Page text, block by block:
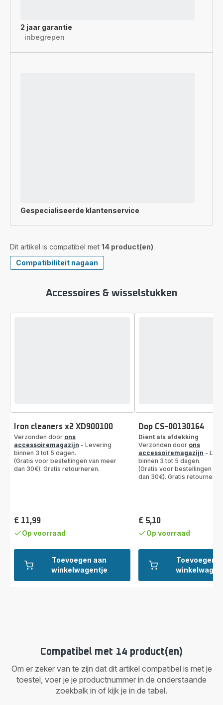
2 jaar garantie
inbegrepen
Gespecialiseerde klantenservice
Dit artikel is compatibel met 14 product(en)
Compatibiliteit nagaan
Accessoires & wisselstukken
Toevoegen aan
winkelwagentje
Iron cleaners x2 XD900100
Verzonden door ons
accessoiremagazijn - Levering
binnen 3 tot 5 dagen.
(Gratis voor bestellingen van meer
dan 30€). Gratis retourneren.
Prijs
€ 11,99
Op voorraad
Toevoegen
Dop CS-00130164
Dient als afdekking
Verzonden door ons
accessoiremagazijn -
binnen 3 tot 5 dagen.
(Gratis voor bestellingen
dan 30€). Gratis
Prijs
€ 5,10
Op voorraad
Compatibel met 14 product(en)
Om er zeker van te zijn dat dit artikel compatibel is met je
toestel, voer je je productnummer in de onderstaande
zoekbalk in of kijk je in de tabel.